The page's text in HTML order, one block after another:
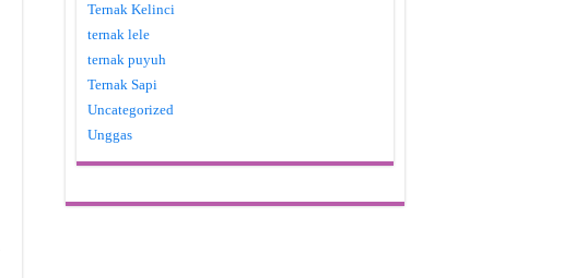
Ternak Kelinci
ternak lele
ternak puyuh
Ternak Sapi
Uncategorized
Unggas